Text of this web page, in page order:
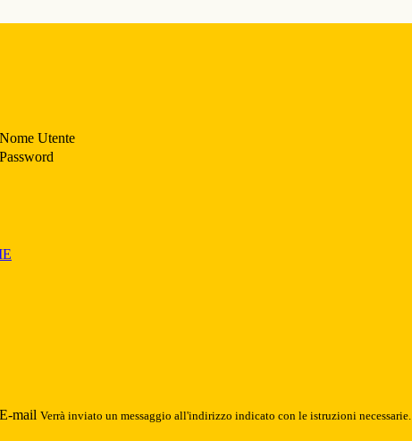
Nome Utente
Password
E-mail Verrà inviato un messaggio all'indirizzo indicato con le istruzioni necessarie.